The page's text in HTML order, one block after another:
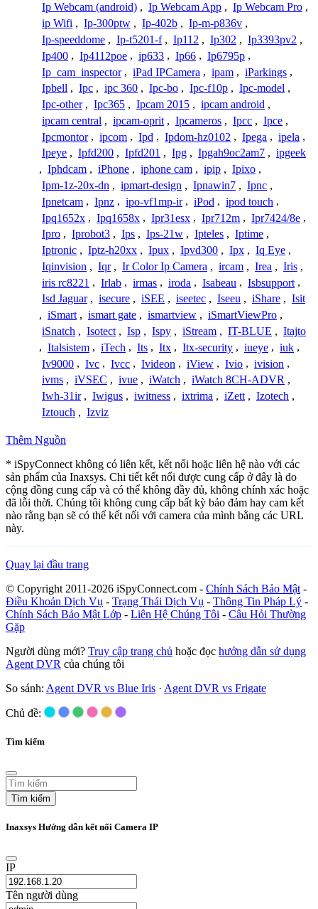
Ip Webcam (android) , Ip Webcam App , Ip Webcam Pro ,
ip Wifi , Ip-300ptw , Ip-402b , Ip-m-p836v ,
Ip-speeddome , Ip-t5201-f , Ip112 , Ip302 , Ip3393pv2 ,
Ip400 , Ip4112poe , ip633 , Ip66 , Ip6795p ,
Ip_cam_inspector , iPad IPCamera , ipam , iParkings ,
Ipbell , Ipc , ipc 360 , Ipc-bo , Ipc-f10p , Ipc-model ,
Ipc-other , Ipc365 , Ipcam 2015 , ipcam android ,
ipcam central , ipcam-oprit , Ipcameros , Ipcc , Ipce ,
Ipcmontor , ipcom , Ipd , Ipdom-hz0102 , Ipega , ipela ,
Ipeye , Ipfd200 , Ipfd201 , Ipg , Ipgah9oc2am7 , ipgeek
, Iphdcam , iPhone , iphone cam , ipip , Ipixo ,
Ipm-1z-20x-dn , ipmart-design , Ipnawin7 , Ipnc ,
Ipnetcam , Ipnz , ipo-vf1mp-ir , iPod , ipod touch ,
Ipq1652x , Ipq1658x , Ipr31esx , Ipr712m , Ipr7424/8e ,
Ipro , Iprobot3 , Ips , Ips-21w , Ipteles , Iptime ,
Iptronic , Iptz-h20xx , Ipux , Ipvd300 , Ipx , Iq Eye ,
Iqinvision , Iqr , Ir Color Ip Camera , ircam , Irea , Iris ,
iris rc8221 , Irlab , irmas , iroda , Isabeau , Isbsupport ,
Isd Jaguar , isecure , iSEE , iseetec , Iseeu , iShare , Isit
, iSmart , ismart gate , ismartview , iSmartViewPro ,
iSnatch , Isotect , Isp , Ispy , iStream , IT-BLUE , Itajto
, Italsistem , iTech , Its , Itx , Itx-security , iueye , iuk ,
Iv9000 , Ivc , Ivcc , Ivideon , iView , Ivio , ivision ,
ivms , iVSEC , ivue , iWatch , iWatch 8CH-ADVR ,
Iwh-31ir , Iwigus , iwitness , ixtrima , iZett , Izotech ,
Iztouch , Izviz
Thêm Nguồn
* iSpyConnect không có liên kết, kết nối hoặc liên hệ nào với các
sản phẩm của Inaxsys. Chi tiết kết nối được cung cấp ở đây là do
cộng đồng cung cấp và có thể không đầy đủ, không chính xác hoặc
đã lỗi thời. Chúng tôi không cung cấp bất kỳ bảo đảm hay cam kết
nào rằng bạn sẽ có thể kết nối với camera của mình bằng các URL
này.
Quay lại đầu trang
© Copyright 2011-2026 iSpyConnect.com - Chính Sách Bảo Mật -
Điều Khoản Dịch Vụ - Trạng Thái Dịch Vụ - Thông Tin Pháp Lý -
Chính Sách Bảo Mật Lớp - Liên Hệ Chúng Tôi - Câu Hỏi Thường
Gặp
Người dùng mới? Truy cập trang chủ hoặc đọc hướng dẫn sử dụng
Agent DVR của chúng tôi
So sánh: Agent DVR vs Blue Iris · Agent DVR vs Frigate
Chủ đề:
Tìm kiếm
Tìm kiếm
Inaxsys Hướng dẫn kết nối Camera IP
IP
Tên người dùng